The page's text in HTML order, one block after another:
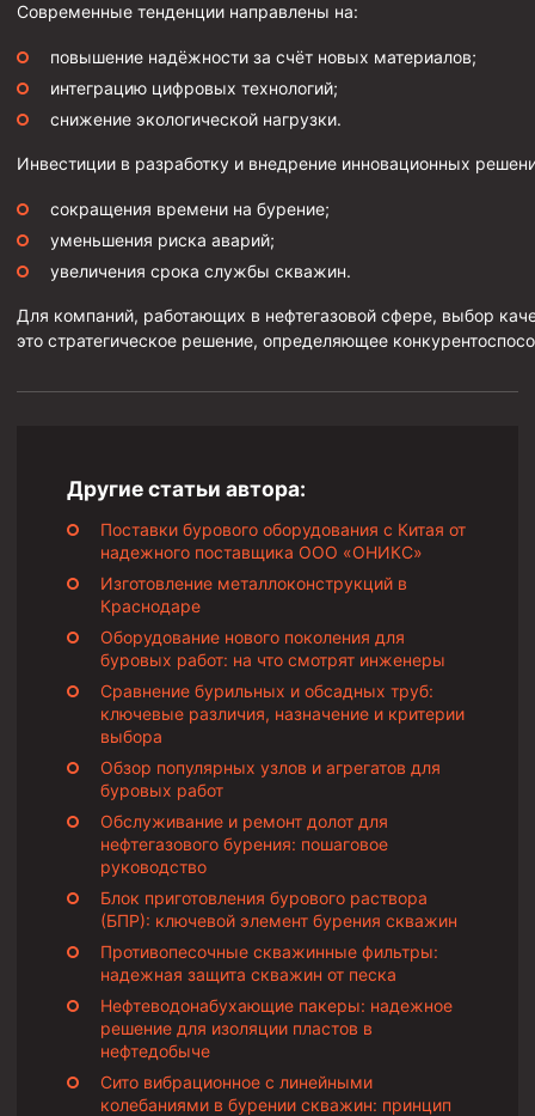
Современные тенденции направлены на:
повышение надёжности за счёт новых материалов;
интеграцию цифровых технологий;
снижение экологической нагрузки.
Инвестиции в разработку и внедрение инновационных
сокращения времени на бурение;
уменьшения риска аварий;
увеличения срока службы скважин.
Для компаний, работающих в нефтегазовой сфере, выбор
это стратегическое решение, определяющее
Другие статьи автора:
Поставки бурового оборудования с Китая от
надежного поставщика ООО «ОНИКС»
Изготовление металлоконструкций в
Краснодаре
Оборудование нового поколения для
буровых работ: на что смотрят инженеры
Сравнение бурильных и обсадных труб:
ключевые различия, назначение и критерии
выбора
Обзор популярных узлов и агрегатов для
буровых работ
Обслуживание и ремонт долот для
нефтегазового бурения: пошаговое
руководство
Блок приготовления бурового раствора
(БПР): ключевой элемент бурения скважин
Противопесочные скважинные фильтры:
надежная защита скважин от песка
Нефтеводонабухающие пакеры: надежное
решение для изоляции пластов в
нефтедобыче
Сито вибрационное с линейными
колебаниями в бурении скважин: принцип